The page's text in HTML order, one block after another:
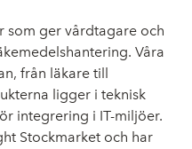
som ger vårdtagare och
Våra
från läkare till
ligger i teknisk
integrering i IT-miljöer.
Stockmarket och har